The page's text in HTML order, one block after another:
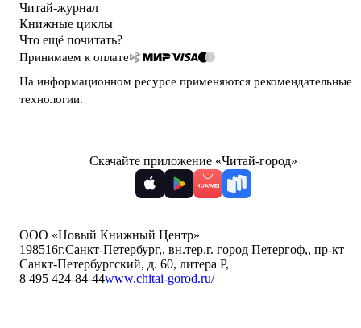
Читай-журнал
Книжные циклы
Что ещё почитать?
Принимаем к оплате
На информационном ресурсе применяются рекомендательные
технологии.
Скачайте приложение «Читай-город»
ООО «Новый Книжный Центр»
198516г.Санкт-Петербург,, вн.тер.г. город Петергоф,, пр-кт
Санкт-Петербургский, д. 60, литера Р,
8 495 424-84-44www.chitai-gorod.ru/